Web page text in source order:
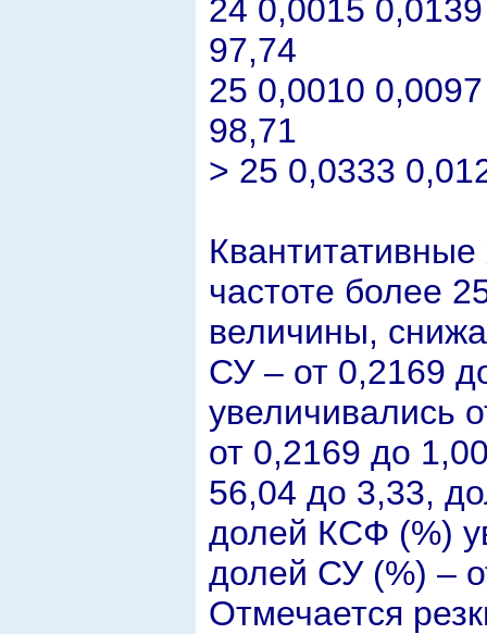
24 0,0015
97,74
25 0,0010
98,71
> 25 0,0333
частоте более
величины,
СУ – от 0,2169
увеличивались
от 0,2169 до
56,04 до 3,33,
долей КСФ (%)
долей СУ (%) –
Отмечается